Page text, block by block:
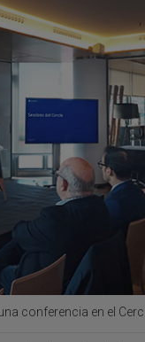
conferencia en el